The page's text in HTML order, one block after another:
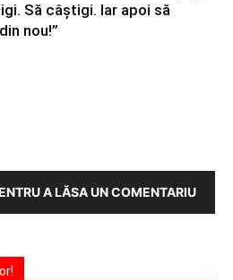
Să câștigi. Iar apoi să
nou!”
A LĂSA UN COMENTARIU